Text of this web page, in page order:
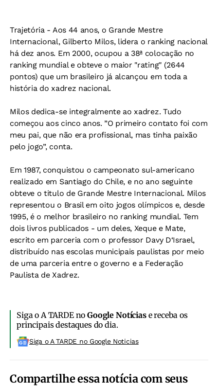
Trajetória - Aos 44 anos, o Grande Mestre
Internacional, Gilberto Milos, lidera o ranking nacional
há dez anos. Em 2000, ocupou a 38ª colocação no
ranking mundial e obteve o maior "rating" (2644
pontos) que um brasileiro já alcançou em toda a
história do xadrez nacional.
Milos dedica-se integralmente ao xadrez. Tudo
começou aos cinco anos. ”O primeiro contato foi com
meu pai, que não era profissional, mas tinha paixão
pelo jogo”, conta.
Em 1987, conquistou o campeonato sul-americano
realizado em Santiago do Chile, e no ano seguinte
obteve o titulo de Grande Mestre Internacional. Milos
representou o Brasil em oito jogos olímpicos e, desde
1995, é o melhor brasileiro no ranking mundial. Tem
dois livros publicados - um deles, Xeque e Mate,
escrito em parceria com o professor Davy D‘Israel,
distribuído nas escolas municipais paulistas por meio
de uma parceria entre o governo e a Federação
Paulista de Xadrez.
Siga o A TARDE noGoogle Notíciase receba os
principais destaques do dia.
Siga o A TARDE no Google Noticias
Compartilhe essa notícia com seus